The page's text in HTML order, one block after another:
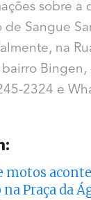
sobre a
de Sangue
na
Bingen,
2324 e
motos
Praça da